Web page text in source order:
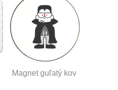
Magnet guľatý kov